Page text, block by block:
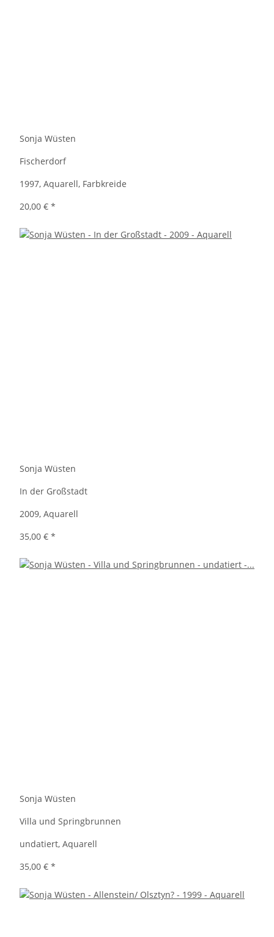
Sonja Wüsten
Fischerdorf
1997, Aquarell, Farbkreide
20,00 € *
Sonja Wüsten
In der Großstadt
2009, Aquarell
35,00 € *
Sonja Wüsten
Villa und Springbrunnen
undatiert, Aquarell
35,00 € *